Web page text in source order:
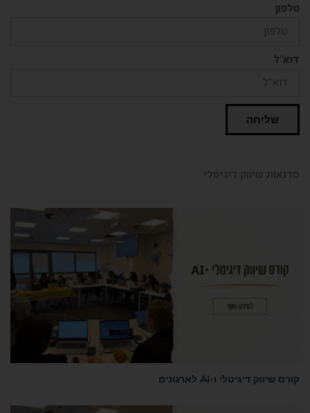
טלפון
דוא"ל
שליחה
סדנאות שיווק דיגיטלי
קורס שיווק דיגיטלי ו-AI לארגונים